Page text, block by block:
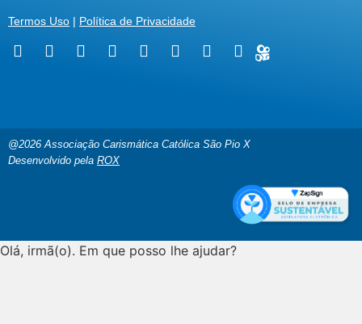
Termos Uso | Política de Privacidade
@2026 Associação Carismática Católica São Pio X
Desenvolvido pela ROX
Olá, irmã(o). Em que posso lhe ajudar?